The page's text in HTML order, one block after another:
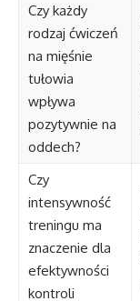
Czy każdy
rodzaj ćwiczeń
na mięśnie
tułowia
wpływa
pozytywnie na
oddech?
Czy
intensywność
treningu ma
znaczenie dla
efektywności
kontroli